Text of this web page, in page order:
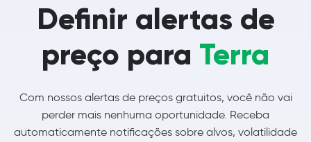
Definir alertas de
preço para Terra
Com nossos alertas de preços gratuitos, você não vai
perder mais nenhuma oportunidade. Receba
automaticamente notificações sobre alvos, volatilidade